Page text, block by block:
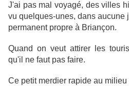
J'ai pas mal voyagé, des villes
vu quelques-unes, dans aucune
permanent propre à Briançon.
Quand on veut attirer les
qu'il ne faut pas faire.
Ce petit merdier rapide au